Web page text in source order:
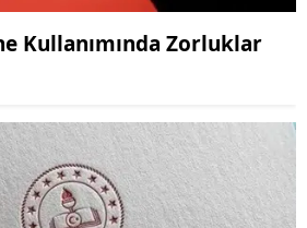
Batman
Ardahan
Iğdır
Kullanımında Zorluklar